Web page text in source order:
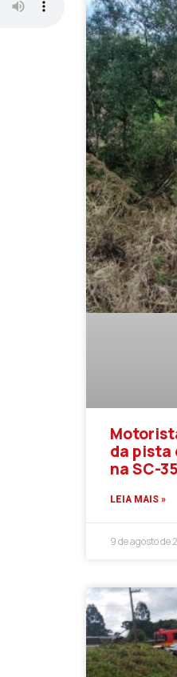
da pista
na SC-
LEIA MAIS »
9 de agosto de